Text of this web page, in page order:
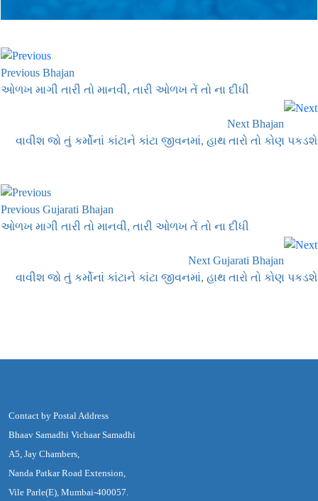
Previous Bhajan
ઓળખ માગી તારી તો માનવી, તારી ઓળખ તેં તો ના દીધી
Next Bhajan
વાવીશ જો તું કર્મોનાં કાંટાને કાંટા જીવનમાં, હાથ તારો તો કોણ પકડશે
Previous Gujarati Bhajan
ઓળખ માગી તારી તો માનવી, તારી ઓળખ તેં તો ના દીધી
Next Gujarati Bhajan
વાવીશ જો તું કર્મોનાં કાંટાને કાંટા જીવનમાં, હાથ તારો તો કોણ પકડશે
Contact by Postal Address
Bhaav Samadhi Vichaar Samadhi
A5, Jay Chambers,
Nanda Patkar Road Extension,
Vile Parle(E), Mumbai-400057.